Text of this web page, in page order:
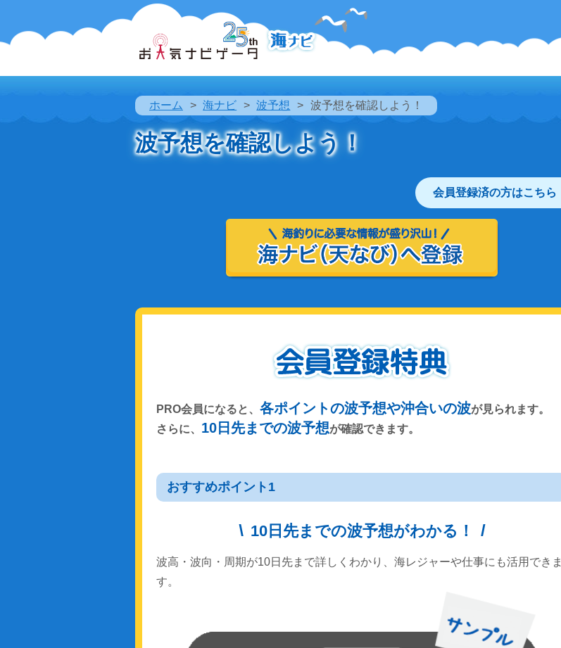
ホーム 海ナビ 波予想 波予想を確認しよう！
波予想を確認しよう！
会員登録済の方はこちら
PRO会員になると、 各ポイントの波予想や沖合いの波が見られます。
さらに、 10日先までの波予想が確認できます。
おすすめポイント1
10日先までの波予想がわかる！
波高・波向・周期が10日先まで詳しくわかり、海レジャーや仕事にも活用できま
す。